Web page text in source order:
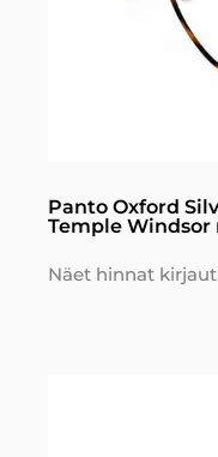
Panto Oxford
Temple Windsor
Näet hinnat